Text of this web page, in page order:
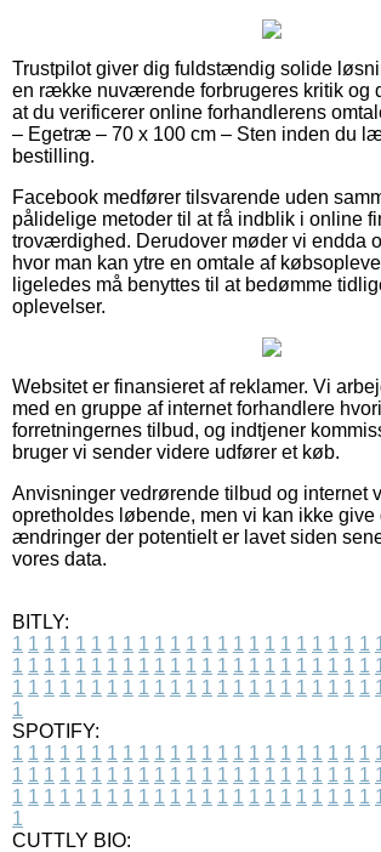
Trustpilot giver dig fuldstændig solide
en række nuværende forbrugeres kritik og
at du verificerer online forhandlerens
– Egetræ – 70 x 100 cm – Sten inden du
bestilling.
Facebook medfører tilsvarende uden
pålidelige metoder til at få indblik i online
troværdighed. Derudover møder vi endda
hvor man kan ytre en omtale af
ligeledes må benyttes til at bedømme
oplevelser.
Websitet er finansieret af reklamer. Vi
med en gruppe af internet forhandlere
forretningernes tilbud, og indtjener
bruger vi sender videre udfører et køb.
Anvisninger vedrørende tilbud og internet
opretholdes løbende, men vi kan ikke give
ændringer der potentielt er lavet siden
vores data.
BITLY:
1 1 1 1 1 1 1 1 1 1 1 1 1 1 1 1 1 1 1 1 1 1 1
1 1 1 1 1 1 1 1 1 1 1 1 1 1 1 1 1 1 1 1 1 1 1
1 1 1 1 1 1 1 1 1 1 1 1 1 1 1 1 1 1 1 1 1 1 1
1
SPOTIFY:
1 1 1 1 1 1 1 1 1 1 1 1 1 1 1 1 1 1 1 1 1 1 1
1 1 1 1 1 1 1 1 1 1 1 1 1 1 1 1 1 1 1 1 1 1 1
1 1 1 1 1 1 1 1 1 1 1 1 1 1 1 1 1 1 1 1 1 1 1
1
CUTTLY BIO: